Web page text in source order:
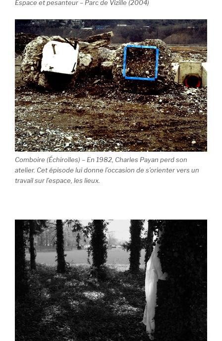
Espace et pesanteur– Parc de Vizille (2004)
Comboire (Échirolles) – En 1982, Charles Payan perd son
atelier. Cet épisode lui donne l’occasion de s’orienter vers un
travail sur l’espace, les lieux.